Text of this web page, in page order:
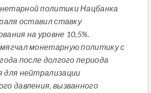
политики Нацбанка
оставил ставку
на уровне 10,5%.
монетарную политику с
после долгого периода
для нейтрализации
давления, вызванного